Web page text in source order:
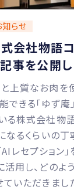
知らせ
式会社物語
事を公開
上質なお肉を
できる「ゆず庵
る株式会社物
なるくらいの
AIレセプション
活用し、どの
いただきまし